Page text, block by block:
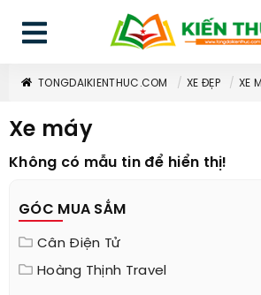
TONGDAIKIENTHUC.COM XE ĐẸP XE
Xe máy
Không có mẫu tin để hiển thị!
GÓC MUA SẮM
Cân Điện Tử
Hoàng Thịnh Travel